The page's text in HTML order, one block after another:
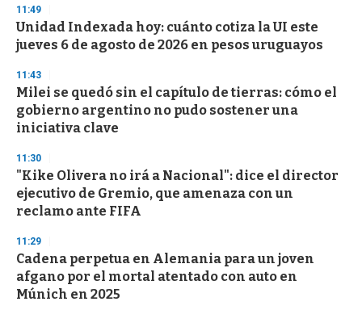
s
e
c
o
d
s
11:49
Unidad Indexada hoy: cuánto cotiza la UI este
jueves 6 de agosto de 2026 en pesos uruguayos
11:43
Milei se quedó sin el capítulo de tierras: cómo el
gobierno argentino no pudo sostener una
iniciativa clave
11:30
"Kike Olivera no irá a Nacional": dice el director
ejecutivo de Gremio, que amenaza con un
reclamo ante FIFA
11:29
Cadena perpetua en Alemania para un joven
afgano por el mortal atentado con auto en
Múnich en 2025